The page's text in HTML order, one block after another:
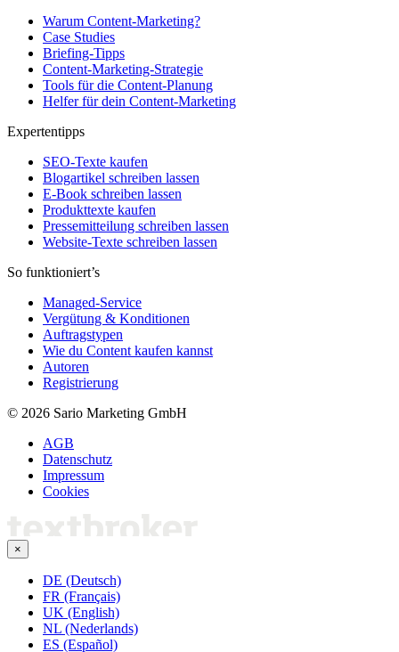
Warum Content-Marketing?
Case Studies
Briefing-Tipps
Content-Marketing-Strategie
Tools für die Content-Planung
Helfer für dein Content-Marketing
Expertentipps
SEO-Texte kaufen
Blogartikel schreiben lassen
E-Book schreiben lassen
Produkttexte kaufen
Pressemitteilung schreiben lassen
Website-Texte schreiben lassen
So funktioniert’s
Managed-Service
Vergütung & Konditionen
Auftragstypen
Wie du Content kaufen kannst
Autoren
Registrierung
© 2026 Sario Marketing GmbH
AGB
Datenschutz
Impressum
Cookies
×
DE (Deutsch)
FR (Français)
UK (English)
NL (Nederlands)
ES (Español)